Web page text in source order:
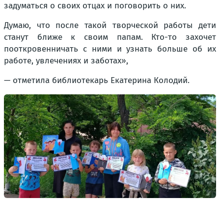
задуматься о своих отцах и поговорить о них.
Думаю, что после такой творческой работы дети
станут ближе к своим папам. Кто-то захочет
пооткровенничать с ними и узнать больше об их
работе, увлечениях и заботах»,
— отметила библиотекарь Екатерина Колодий.